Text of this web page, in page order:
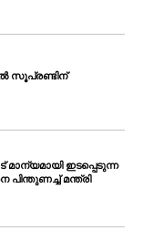
സൂപ്രണ്ടിന്
ഇടപ്പെടുന്ന
പിന്തുണച്ച് മന്ത്രി